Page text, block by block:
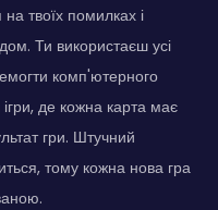
на твоїх помилках і
Ти використаєш усі
комп'ютерного
де кожна карта має
гри. Штучний
тому кожна нова гра